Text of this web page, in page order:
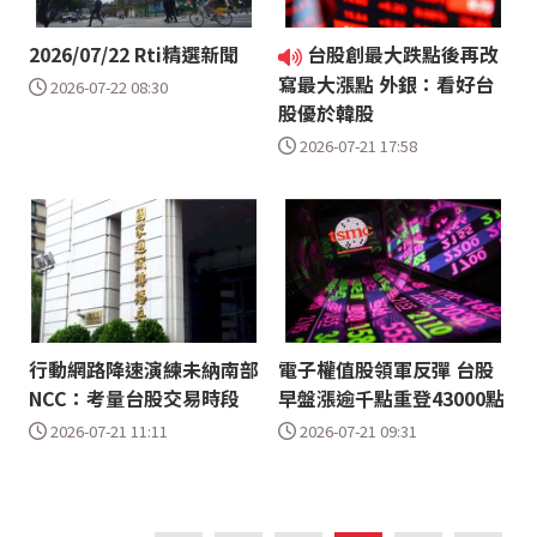
2026/07/22 Rti精選新聞
2026-07-22 08:30
台股創最大跌點後再改
寫最大漲點 外銀：看好台
股優於韓股
2026-07-21 17:58
行動網路降速演練未納南部
NCC：考量台股交易時段
2026-07-21 11:11
電子權值股領軍反彈 台股
早盤漲逾千點重登43000點
2026-07-21 09:31